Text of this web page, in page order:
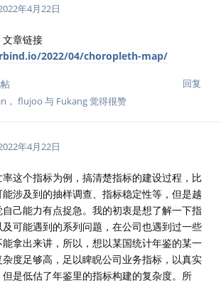
年4月22日
章链接
2022/04/choropleth-map/
回复
， flujoo 与 Fukang觉得很赞
年4月22日
这个指标为例，搞清楚指标的建设过程，比
涉及到的抽样调查、指标稳定性等，但是越
己能力有点捉急。我的初衷是想了解一下指
可能遇到的系列问题，在公司也遇到过一些
拿出来讲，所以，想以某国统计年鉴的某一
度足够高，足以睥睨公司业务指标，以真实
是低估了年鉴里的指标构建的复杂度。所